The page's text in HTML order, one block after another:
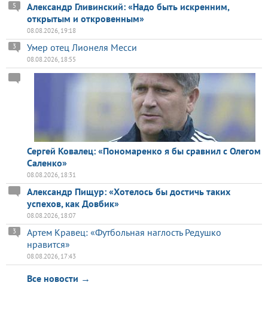
Александр Гливинский: «Надо быть искренним,
открытым и откровенным»
5
08.08.2026, 19:18
Умер отец Лионеля Месси
3
08.08.2026, 18:55
Сергей Ковалец: «Пономаренко я бы сравнил с Олегом
Саленко»
08.08.2026, 18:31
Александр Пищур: «Хотелось бы достичь таких
успехов, как Довбик»
08.08.2026, 18:07
Артем Кравец: «Футбольная наглость Редушко
нравится»
3
08.08.2026, 17:43
Все новости →